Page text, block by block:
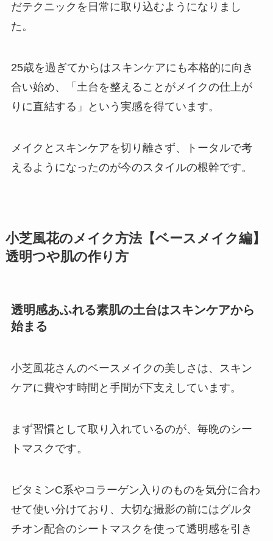
だテクニックを日常に取り込むようになりまし
た。
25歳を過ぎてからはスキンケアにも本格的に向き
合い始め、「土台を整えることがメイクの仕上が
りに直結する」という実感を得ています。
メイクとスキンケアを切り離さず、トータルで考
えるようになったのが今のスタイルの根幹です。
小芝風花のメイク方法【ベースメイク編】
透明つや肌の作り方
透明感あふれる素肌の土台はスキンケアから
始まる
小芝風花さんのベースメイクの美しさは、スキン
ケアに費やす時間と手間が下支えしています。
まず習慣として取り入れているのが、毎晩のシー
トマスクです。
ビタミンC系やコラーゲン入りのものを気分に合わ
せて使い分けており、大切な撮影の前にはグルタ
チオン配合のシートマスクを使って透明感を引き